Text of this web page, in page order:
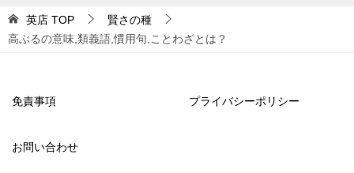
英店 TOP
賢さの種
高ぶるの意味,類義語,慣用句,ことわざとは？
免責事項 プライバシーポリシー
お問い合わせ